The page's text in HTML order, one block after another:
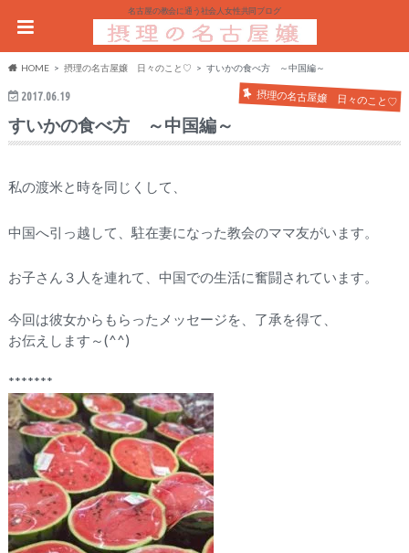
名古屋の教会に通う社会人女性共同ブログ
HOME 摂理の名古屋嬢 日々のこと♡ すいかの食べ方 ～中国編～
2017.06.19 摂理の名古屋嬢 日々のこと♡
すいかの食べ方 ～中国編～
私の渡米と時を同じくして、
中国へ引っ越して、駐在妻になった教会のママ友がいます。
お子さん３人を連れて、中国での生活に奮闘されています。
今回は彼女からもらったメッセージを、了承を得て、
お伝えします～(^^)
*******